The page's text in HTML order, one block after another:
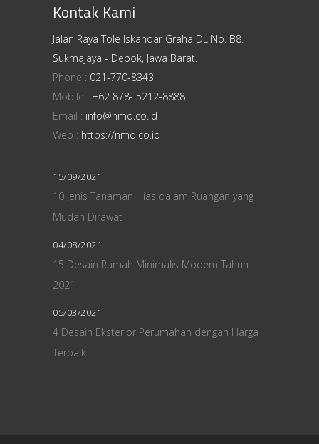
Kontak Kami
Jalan Raya Tole Iskandar Graha DL No. B8.
Sukmajaya - Depok, Jawa Barat.
Phone : 021-770-8343
Mobile : +62 878- 5212-8888
Email : info@nmd.co.id
Web : https://nmd.co.id
15/09/2021
10 Jenis Tanaman Hias dalam Ruangan yang
Mudah Dirawat
04/08/2021
15 Desain Rumah Minimalis Modern Tahun
2021
05/03/2021
4 Desain Eksterior Perumahan dengan Harga
Terbaik